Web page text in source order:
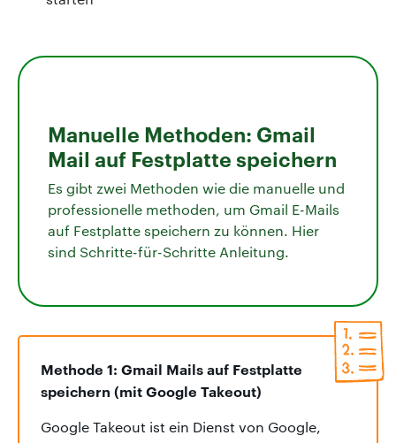
Manuelle Methoden: Gmail
Mail auf Festplatte speichern
Es gibt zwei Methoden wie die manuelle und
professionelle methoden, um Gmail E-Mails
auf Festplatte speichern zu können. Hier
sind Schritte-für-Schritte Anleitung.
Methode 1: Gmail Mails auf Festplatte
speichern (mit Google Takeout)
Google Takeout ist ein Dienst von Google,